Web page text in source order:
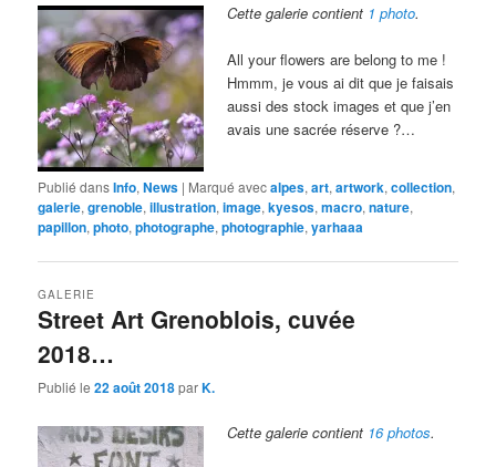
Cette galerie contient 1 photo.
All your flowers are belong to me !
Hmmm, je vous ai dit que je faisais
aussi des stock images et que j’en
avais une sacrée réserve ?…
Publié dansInfo,News | Marqué avecalpes,art,artwork,collection,
galerie,grenoble,illustration,image,kyesos,macro,nature,
papillon,photo,photographe,photographie,yarhaaa
Street Art Grenoblois, cuvée
2018…
GALERIE
Publié le22 août 2018parK.
Cette galerie contient 16 photos.